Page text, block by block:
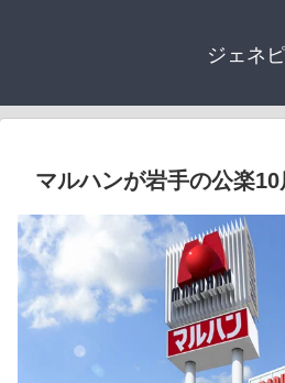
ジェネピ
マルハンが岩手の公楽